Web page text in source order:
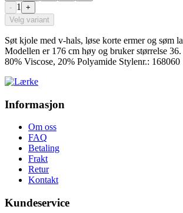
- 1
+
Velg variant
Søt kjole med v-hals, løse korte ermer og søm
Modellen er 176 cm høy og bruker størrelse 36.
80% Viscose, 20% Polyamide Stylenr.: 168060
Informasjon
Om oss
FAQ
Betaling
Frakt
Retur
Kontakt
Kundeservice